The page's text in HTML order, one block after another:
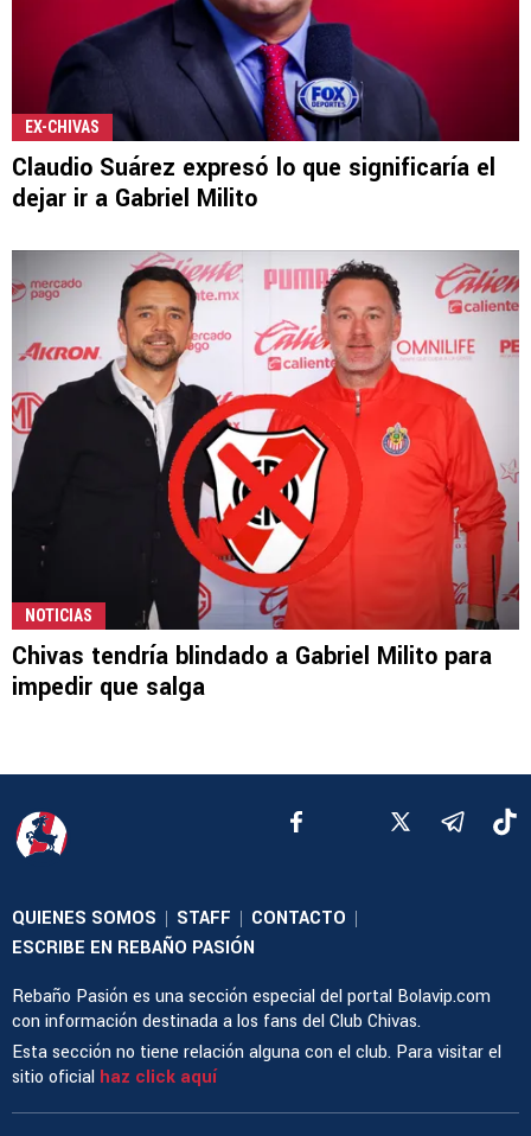
EX-CHIVAS
Claudio Suárez expresó lo que significaría el
dejar ir a Gabriel Milito
NOTICIAS
Chivas tendría blindado a Gabriel Milito para
impedir que salga
QUIENES SOMOS | STAFF | CONTACTO |
ESCRIBE EN REBAÑO PASIÓN
Rebaño Pasión es una sección especial del portal Bolavip.com
con información destinada a los fans del Club Chivas.
Esta sección no tiene relación alguna con el club. Para visitar el
sitio oficial haz click aquí